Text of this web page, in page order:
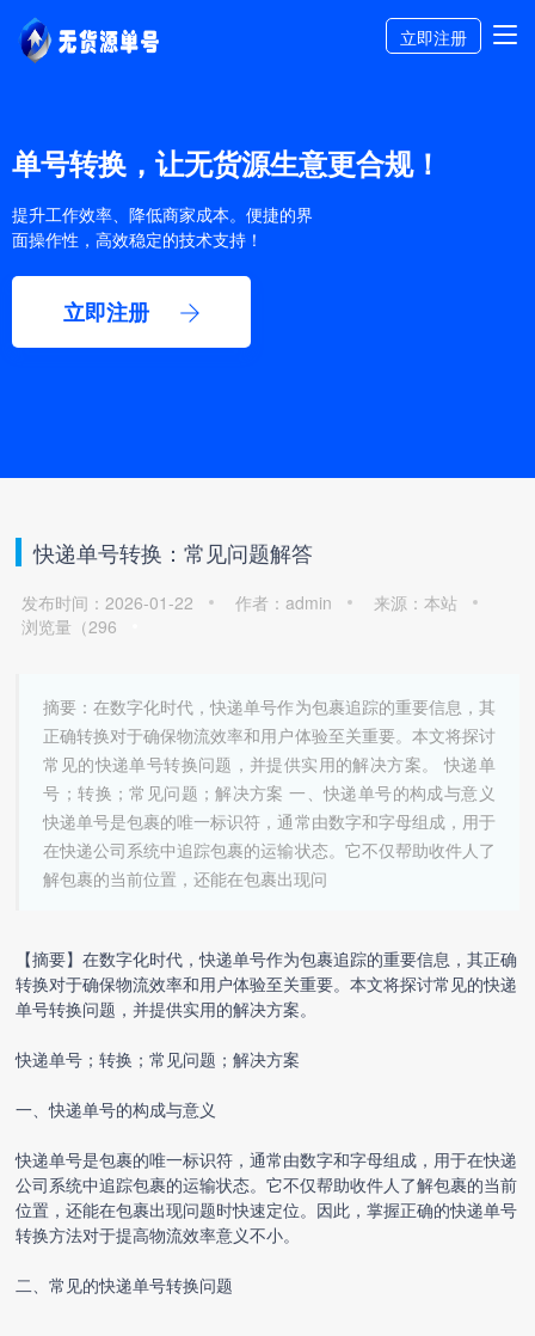
立即注册
单号转换，让无货源生意更合规！
提升工作效率、降低商家成本。便捷的界
面操作性，高效稳定的技术支持！
立即注册
快递单号转换：常见问题解答
发布时间：2026-01-22 作者：admin
来源：本站
浏览量（296
摘要：在数字化时代，快递单号作为包裹追踪的重要信息，其
正确转换对于确保物流效率和用户体验至关重要。本文将探讨
常见的快递单号转换问题，并提供实用的解决方案。 快递单
号；转换；常见问题；解决方案 一、快递单号的构成与意义
快递单号是包裹的唯一标识符，通常由数字和字母组成，用于
在快递公司系统中追踪包裹的运输状态。它不仅帮助收件人了
解包裹的当前位置，还能在包裹出现问
【摘要】在数字化时代，快递单号作为包裹追踪的重要信息，其正确
转换对于确保物流效率和用户体验至关重要。本文将探讨常见的快递
单号转换问题，并提供实用的解决方案。
快递单号；转换；常见问题；解决方案
一、快递单号的构成与意义
快递单号是包裹的唯一标识符，通常由数字和字母组成，用于在快递
公司系统中追踪包裹的运输状态。它不仅帮助收件人了解包裹的当前
位置，还能在包裹出现问题时快速定位。因此，掌握正确的快递单号
转换方法对于提高物流效率意义不小。
二、常见的快递单号转换问题